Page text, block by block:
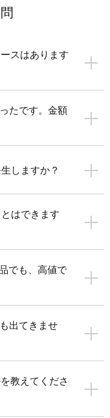
スはあります
たです。金額
しますか？
はできます
でも、高値で
出てきませ
教えてくださ